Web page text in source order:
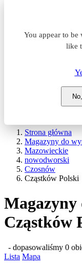
You appear to
like
Strona główna
Magazyny do
Mazowieckie
nowodworski
Czosnów
Cząstków Polski
Magazyny
Cząstków
- dopasowaliśmy 0
Lista Mapa